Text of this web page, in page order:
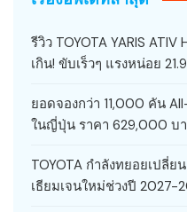
รีวิว TOYOTA YARIS ATIV
เกิน! ขับเร็วๆ แรงหน่อย
ยอดจองกว่า 11,000 คัน
ในญี่ปุ่น ราคา 629,000 บ
TOYOTA กำลังทยอยเปลี่
เธียมเจนใหม่ช่วงปี 2027-